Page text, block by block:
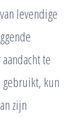
levendige
te
kun
zijn